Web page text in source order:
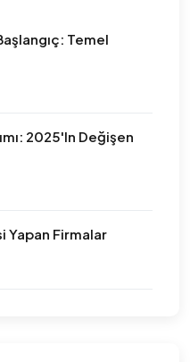
Temel
2025'in Değişen
Yapan Firmalar